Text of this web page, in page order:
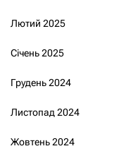
Лютий 2025
Січень 2025
Грудень 2024
Листопад 2024
Жовтень 2024